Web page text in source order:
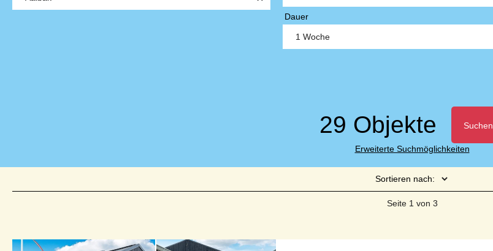
Dauer
29 Objekte Suchen
Erweiterte Suchmöglichkeiten
Sortieren nach:
Seite 1 von 3